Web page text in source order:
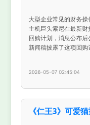
大型企业常见的财务
主机巨头索尼在最新
回购计划，消息公布
新闻稿披露了这项回
2026-05-07 02:45:04
《仁王3》可爱